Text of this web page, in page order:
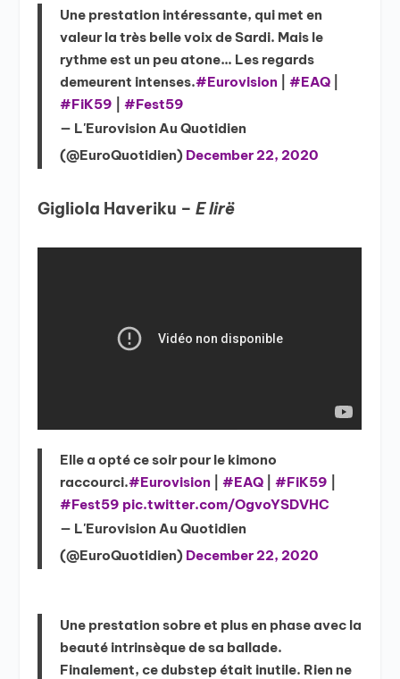
Une prestation intéressante, qui met en
valeur la très belle voix de Sardi. Mais le
rythme est un peu atone… Les regards
demeurent intenses.#Eurovision |#EAQ
#FiK59 |#Fest59
— L'Eurovision Au Quotidien
(@EuroQuotidien) December 22, 2020
Gigliola Haveriku –E lirë
Elle a opté ce soir pour le kimono
raccourci.#Eurovision |#EAQ |#FiK59
#Fest59 pic.twitter.com/OgvoYSDVHC
— L'Eurovision Au Quotidien
(@EuroQuotidien) December 22, 2020
Une prestation sobre et plus en phase avec la
beauté intrinsèque de sa ballade.
Finalement, ce dubstep était inutile. Rien ne